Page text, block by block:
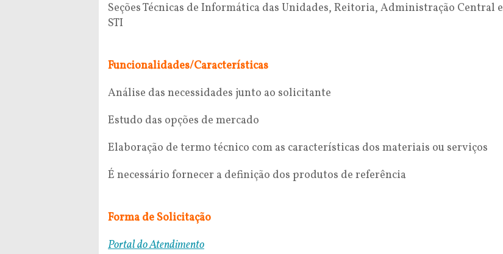
Seções Técnicas de Informática das Unidades, Reitoria, Administração Central e
STI
Funcionalidades/Características
Análise das necessidades junto ao solicitante
Estudo das opções de mercado
Elaboração de termo técnico com as características dos materiais ou serviços
É necessário fornecer a definição dos produtos de referência
Forma de Solicitação
Portal do Atendimento